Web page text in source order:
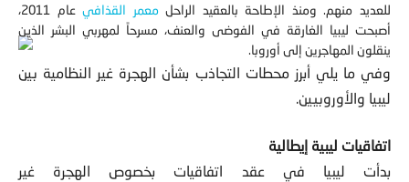
للعديد منهم. ومنذ الإطاحة بالعقيد الراحلمعمر القذافي
عام 2011،
أصبحت ليبيا الغارقة في الفوضى والعنف، مسرحاً لمهربي البشر الذين
ينقلون المهاجرين إلى أوروبا.
وفي ما يلي أبرز محطات التجاذب بشأن الهجرة غير النظامية بين
ليبيا والأوروبيين.
اتفاقيات ليبية إيطالية
بدأت ليبيا في عقد اتفاقيات بخصوص الهجرة غير